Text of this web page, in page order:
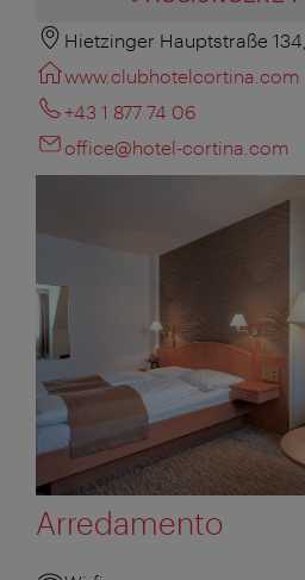
Hietzinger Hauptstraße
www.clubhotelcortina.com
+43 1 877 74 06
office@hotel-cortina.com
Arredamento